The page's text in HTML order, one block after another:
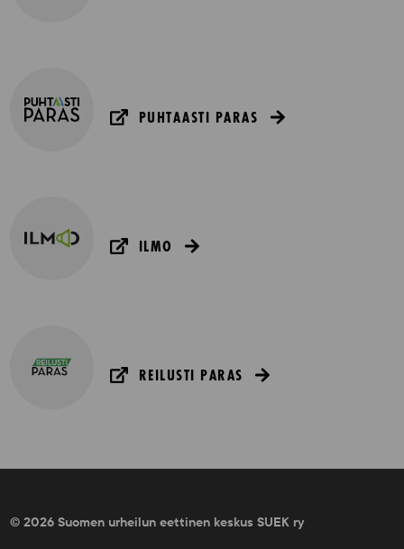
PUHTAASTI PARAS
ILMO
REILUSTI PARAS
© 2026 Suomen urheilun eettinen keskus SUEK ry